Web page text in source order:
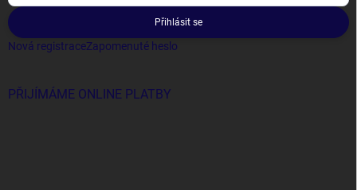
Přihlásit se
Nová registraceZapomenuté heslo
PŘIJÍMÁME ONLINE PLATBY